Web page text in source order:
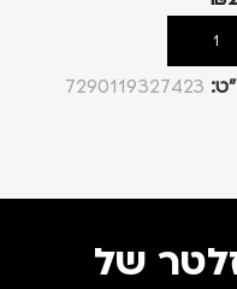
לסל
7290119327423
של